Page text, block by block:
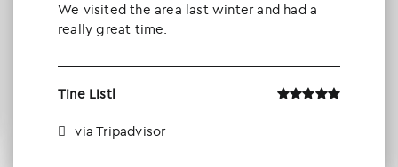
We visited the area last winter and had a
really great time.
Tine Listl
via Tripadvisor